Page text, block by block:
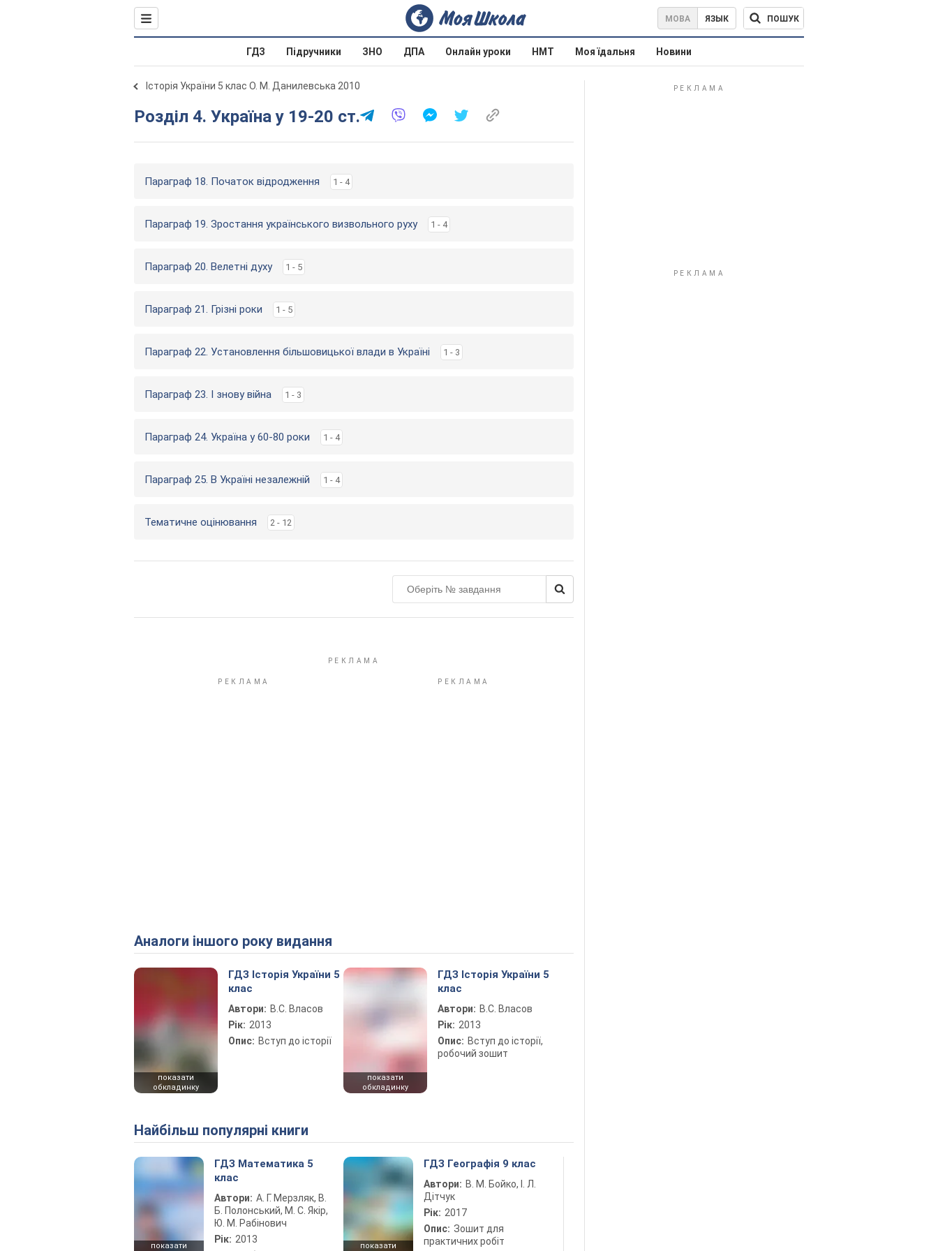
МОВА ЯЗЫК ПОШУК
ГДЗ Підручники ЗНО ДПА Онлайн уроки НМТ Моя їдальня Новини
Історія України 5 клас О. М. Данилевська 2010
Розділ 4. Україна у 19-20 ст.
Параграф 18. Початок відродження 1 - 4
Параграф 19. Зростання українського визвольного руху 1 - 4
Параграф 20. Велетні духу 1 - 5
Параграф 21. Грізні роки 1 - 5
Параграф 22. Установлення більшовицької влади в Україні 1 - 3
Параграф 23. І знову війна 1 - 3
Параграф 24. Україна у 60-80 роки 1 - 4
Параграф 25. В Україні незалежній 1 - 4
Тематичне оцінювання 2 - 12
Аналоги іншого року видання
показати
обкладинку
ГДЗ Історія України 5
клас
Автори: В.С. Власов
Рік: 2013
Опис: Вступ до історії
показати
обкладинку
ГДЗ Історія України 5
клас
Автори: В.С. Власов
Рік: 2013
Опис: Вступ до історії,
робочий зошит
Найбільш популярні книги
показати
ГДЗ Математика 5
клас
Автори: А. Г. Мерзляк, В.
Б. Полонський, М. С. Якір,
Ю. М. Рабінович
Рік: 2013
показати
ГДЗ Географія 9 клас
Автори: В. М. Бойко, І. Л.
Дітчук
Рік: 2017
Опис: Зошит для
практичних робіт